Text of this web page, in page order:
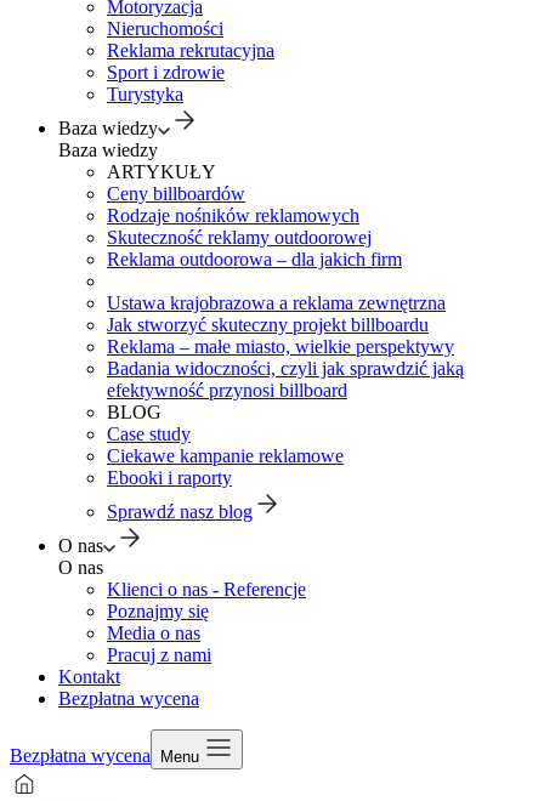
Motoryzacja
Nieruchomości
Reklama rekrutacyjna
Sport i zdrowie
Turystyka
Baza wiedzy
Baza wiedzy
ARTYKUŁY
Ceny billboardów
Rodzaje nośników reklamowych
Skuteczność reklamy outdoorowej
Reklama outdoorowa – dla jakich firm
Ustawa krajobrazowa a reklama zewnętrzna
Jak stworzyć skuteczny projekt billboardu
Reklama – małe miasto, wielkie perspektywy
Badania widoczności, czyli jak sprawdzić jaką
efektywność przynosi billboard
BLOG
Case study
Ciekawe kampanie reklamowe
Ebooki i raporty
Sprawdź nasz blog
O nas
O nas
Klienci o nas - Referencje
Poznajmy się
Media o nas
Pracuj z nami
Kontakt
Bezpłatna wycena
Bezpłatna wycena Menu